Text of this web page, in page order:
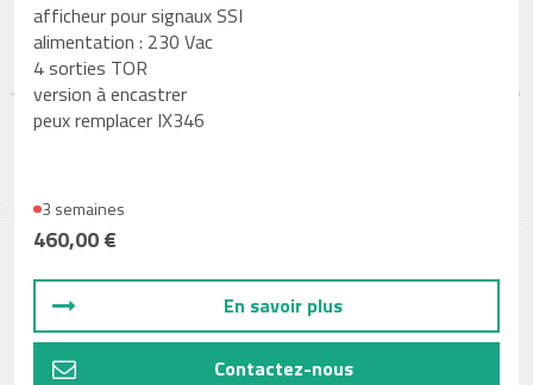
afficheur pour signaux SSI
alimentation : 230 Vac
4 sorties TOR
version à encastrer
peux remplacer IX346
3 semaines
460,00 €
En savoir plus
Contactez-nous